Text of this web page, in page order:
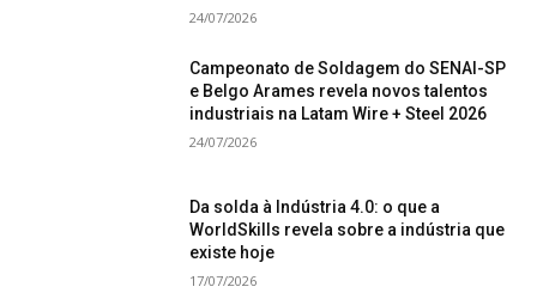
24/07/2026
Campeonato de Soldagem do SENAI-SP
e Belgo Arames revela novos talentos
industriais na Latam Wire + Steel 2026
24/07/2026
Da solda à Indústria 4.0: o que a
WorldSkills revela sobre a indústria que
existe hoje
17/07/2026